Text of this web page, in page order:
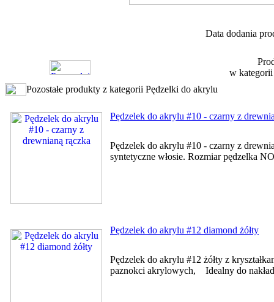
Data dodania
w
Pozostałe produkty z kategorii Pędzelki do akrylu
Pędzelek do akrylu #10 - czarny z
Pędzelek do akrylu #10 - czarny z
syntetyczne włosie. Rozmiar pędzelka
Pędzelek do akrylu #12 diamond żółty
Pędzelek do akrylu #12 żółty z
paznokci akrylowych, Idealny do